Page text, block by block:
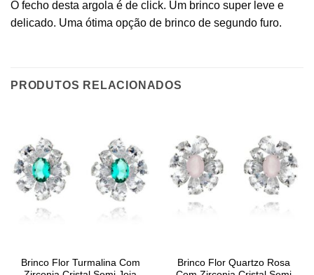
O fecho desta argola é de click. Um brinco super leve e
delicado. Uma ótima opção de brinco de segundo furo.
PRODUTOS RELACIONADOS
Brinco Flor Turmalina Com
Brinco Flor Quartzo Rosa